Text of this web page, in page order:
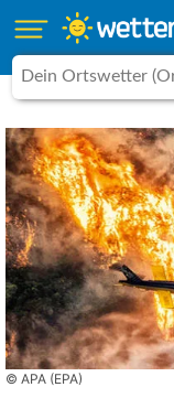
© APA (EPA)